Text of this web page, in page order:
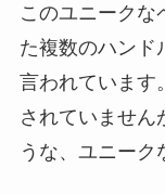
このユニークな
た複数のハンド
言われています
されていません
うな、ユニーク